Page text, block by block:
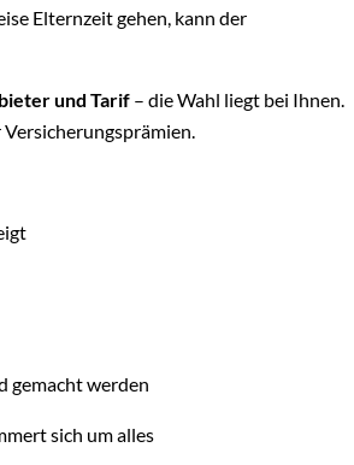
Elternzeit gehen, kann der
und Tarif – die Wahl liegt bei Ihnen.
gemacht werden
sich um alles